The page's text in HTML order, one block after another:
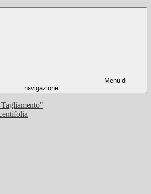
Menu di
navigazione